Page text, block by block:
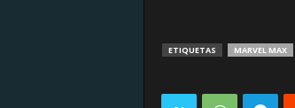
ETIQUETAS MARVEL MAX